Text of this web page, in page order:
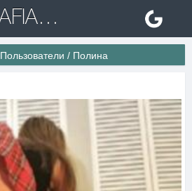
✌ CS-MAFIA.RU ✌ Игровые сервера Counter Strike 1.6
Пользователи / Полина